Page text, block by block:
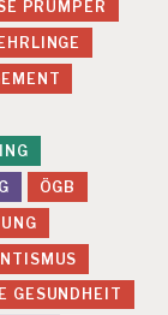
PRÜMPER
ÖGB
GESUNDHEIT